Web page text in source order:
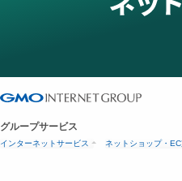
グループサービス
インターネットサービス ネットショップ・EC